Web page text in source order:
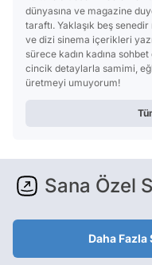
dünyasına ve magazine
taraftı. Yaklaşık beş
ve dizi sinema içerikleri
sürece kadın kadına
cincik detaylarla samimi,
üretmeyi umuyorum!
Sana Özel
Daha